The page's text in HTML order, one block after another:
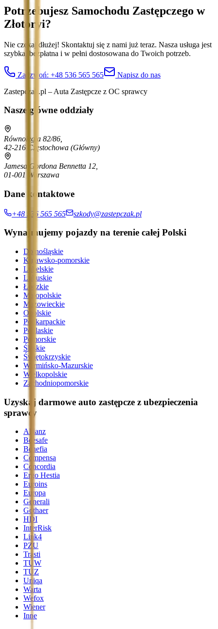
Potrzebujesz Samochodu Zastępczego w
Złotoryi?
Nie czekaj dłużej! Skontaktuj się z nami już teraz. Nasza usługa jest
szybka, bezpłatna i w pełni dostosowana do Twoich potrzeb.
Zadzwoń: +48 536 565 565
Napisz do nas
Zastepczak.pl – Auta Zastępcze z OC sprawcy
Nasze główne oddziały
Równoległa 82/86,
42-216 Częstochowa (Główny)
Jamesa Gordona Bennetta 12,
01-001 Warszawa
Dane kontaktowe
+48 536 565 565 szkody@zastepczak.pl
Wynajmujemy pojazdy na terenie całej Polski
Dolnośląskie
Kujawsko-pomorskie
Lubelskie
Lubuskie
Łódzkie
Małopolskie
Mazowieckie
Opolskie
Podkarpackie
Podlaskie
Pomorskie
Śląskie
Świętokrzyskie
Warmińsko-Mazurskie
Wielkopolskie
Zachodniopomorskie
Uzyskaj darmowe auto zastępcze z ubezpieczenia
sprawcy
Allianz
Beesafe
Benefia
Compensa
Concordia
Ergo Hestia
Euroins
Europa
Generali
Gothaer
HDI
InterRisk
Link4
PZU
Trasti
TUW
TUZ
Uniqa
Warta
Wefox
Wiener
Inne